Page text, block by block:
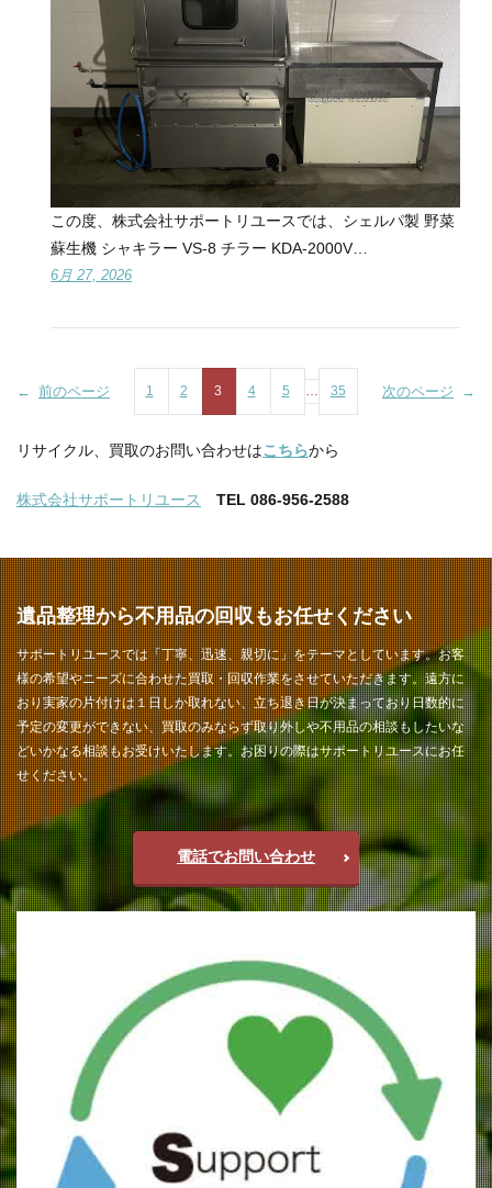
この度、株式会社サポートリユースでは、シェルパ製 野菜
蘇生機 シャキラー VS-8 チラー KDA-2000V…
6月 27, 2026
← 前のページ 1 2 3 4 5 … 35 次のページ →
リサイクル、買取のお問い合わせはこちらから
株式会社サポートリユース TEL 086-956-2588
遺品整理から不用品の回収もお任せください
サポートリユースでは「丁寧、迅速、親切に」をテーマとしています。お客
様の希望やニーズに合わせた買取・回収作業をさせていただきます。遠方に
おり実家の片付けは１日しか取れない、立ち退き日が決まっており日数的に
予定の変更ができない、買取のみならず取り外しや不用品の相談もしたいな
どいかなる相談もお受けいたします。お困りの際はサポートリユースにお任
せください。
電話でお問い合わせ